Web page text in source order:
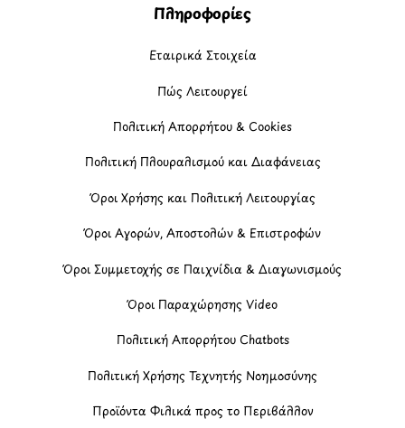
Πληροφορίες
Εταιρικά Στοιχεία
Πώς Λειτουργεί
Πολιτική Απορρήτου & Cookies
Πολιτική Πλουραλισμού και Διαφάνειας
Όροι Χρήσης και Πολιτική Λειτουργίας
Όροι Αγορών, Αποστολών & Επιστροφών
Όροι Συμμετοχής σε Παιχνίδια & Διαγωνισμούς
Όροι Παραχώρησης Video
Πολιτική Απορρήτου Chatbots
Πολιτική Χρήσης Τεχνητής Νοημοσύνης
Προϊόντα Φιλικά προς το Περιβάλλον